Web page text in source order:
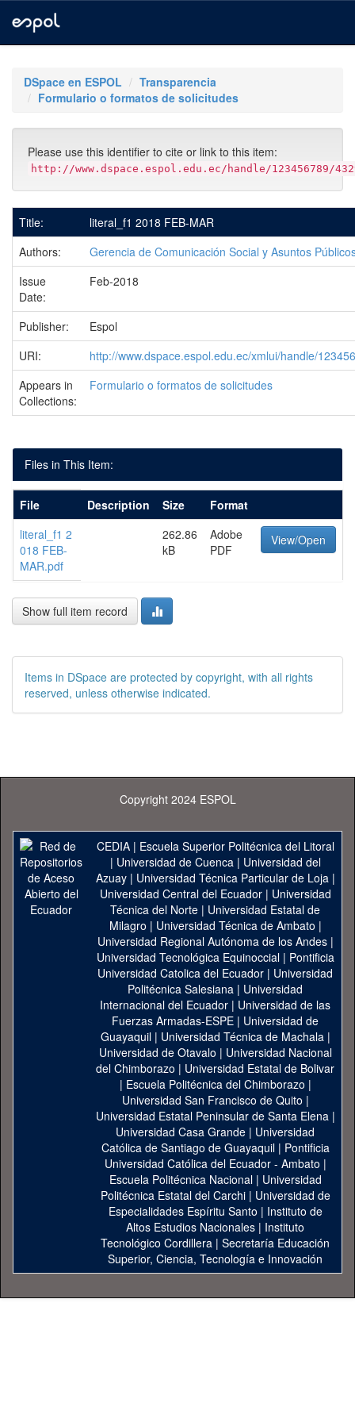
navigationDSpace en ESPOL
Transparencia
Formulario o formatos de solicitudes
Please use this identifier to cite or link to this item:
http://www.dspace.espol.edu.ec/handle/123456789/
Title:
literal_f1 2018 FEB-MAR
Authors:
Gerencia de Comunicación Social y Asuntos
Issue
Date:
Feb-2018
Publisher:
Espol
URI:
http://www.dspace.espol.edu.ec/xmlui/handle/
Appears in
Collections:
Formulario o formatos de solicitudes
Files in This Item:
File Description Size
Format
literal_f1 2
018 FEB-
MAR.pdf
262.86
kB
Adobe
PDF
View/Open
Show full item record
Items in DSpace are protected by copyright, with all rights
reserved, unless otherwise indicated.
Copyright 2024 ESPOL
CEDIA| Escuela Superior Politécnica del Litoral
| Universidad de Cuenca| Universidad del
Azuay| Universidad Técnica Particular de Loja|
Universidad Central del Ecuador| Universidad
Técnica del Norte | Universidad Estatal de
Milagro | Universidad Técnica de Ambato |
Universidad Regional Autónoma de los Andes|
Universidad Tecnológica Equinoccial| Pontificia
Universidad Catolica del Ecuador | Universidad
Politécnica Salesiana | Universidad
Internacional del Ecuador | Universidad de las
Fuerzas Armadas-ESPE | Universidad de
Guayaquil| Universidad Técnica de Machala|
Universidad de Otavalo | Universidad Nacional
del Chimborazo | Universidad Estatal de Bolivar
| Escuela Politécnica del Chimborazo |
Universidad San Francisco de Quito |
Universidad Estatal Peninsular de Santa Elena|
Universidad Casa Grande | Universidad
Católica de Santiago de Guayaquil| Pontificia
Universidad Católica del Ecuador - Ambato |
Escuela Politécnica Nacional| Universidad
Politécnica Estatal del Carchi| Universidad de
Especialidades Espíritu Santo | Instituto de
Altos Estudios Nacionales | Instituto
Tecnológico Cordillera | Secretaría Educación
Superior, Ciencia, Tecnología e Innovación